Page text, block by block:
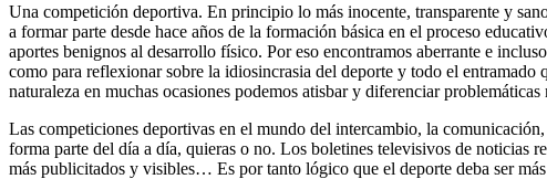
Una competición deportiva. En principio lo más inocente, transparente y
a formar parte desde hace años de la formación básica en el proceso
aportes benignos al desarrollo físico. Por eso encontramos aberrante e
como para reflexionar sobre la idiosincrasia del deporte y todo el
naturaleza en muchas ocasiones podemos atisbar y diferenciar
Las competiciones deportivas en el mundo del intercambio, la
forma parte del día a día, quieras o no. Los boletines televisivos de noticias
más publicitados y visibles… Es por tanto lógico que el deporte deba ser